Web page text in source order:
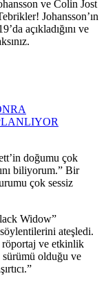
ve Colin Jost
Johansson’ın
açıkladığını ve
doğumu çok
biliyorum.” Bir
çok sessiz
Widow”
ateşledi.
ve etkinlik
olduğu ve